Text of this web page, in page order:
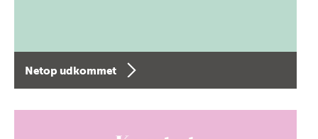
Netop udkommet